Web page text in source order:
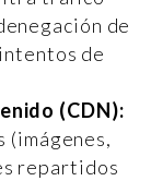
de
de
(CDN):
(imágenes,
repartidos